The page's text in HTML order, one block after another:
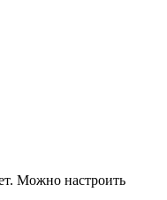
Можно настроить